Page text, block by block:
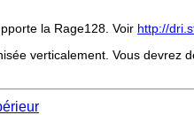
la Rage128. Voir http://
verticalement. Vous devrez